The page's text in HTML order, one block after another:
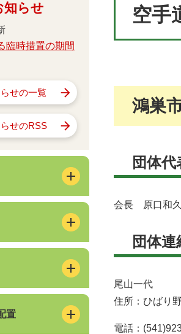
空手
鴻巣
団体代
会長 原口和久
団体連
尾山一代
住所：ひばり
電話：
知らせ
臨時措置の期間
せの一覧
せのRSS
置